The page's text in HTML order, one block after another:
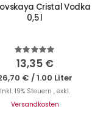
Cristal Vodka
0,5 l
Bewertung:
100%
13,35 €
€ /1.00 Liter
Inkl. 19% Steuern , exkl.
Versandkosten